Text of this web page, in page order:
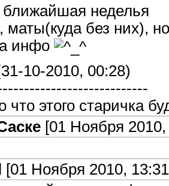
неделья
маты(куда без них),
инфо
10-2010, 00:28)
этого старичка
[01 Ноября
[01 Ноября 2010,